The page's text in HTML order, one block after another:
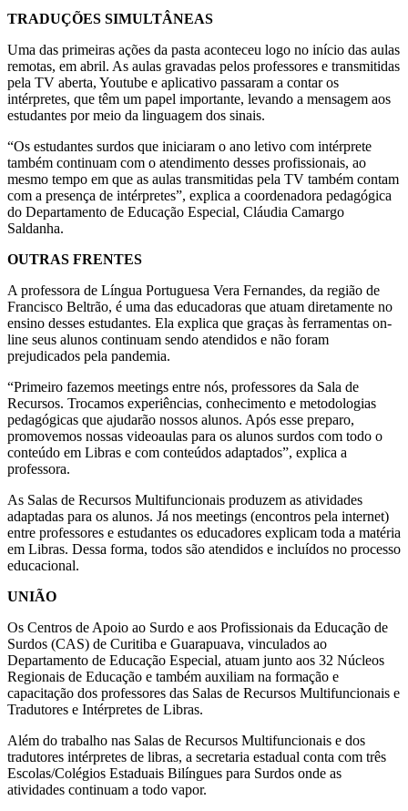
TRADUÇÕES SIMULTÂNEAS
Uma das primeiras ações da pasta aconteceu logo no início das aulas
remotas, em abril. As aulas gravadas pelos professores e transmitidas
pela TV aberta, Youtube e aplicativo passaram a contar os
intérpretes, que têm um papel importante, levando a mensagem aos
estudantes por meio da linguagem dos sinais.
“Os estudantes surdos que iniciaram o ano letivo com intérprete
também continuam com o atendimento desses profissionais, ao
mesmo tempo em que as aulas transmitidas pela TV também contam
com a presença de intérpretes”, explica a coordenadora pedagógica
do Departamento de Educação Especial, Cláudia Camargo
Saldanha.
OUTRAS FRENTES
A professora de Língua Portuguesa Vera Fernandes, da região de
Francisco Beltrão, é uma das educadoras que atuam diretamente no
ensino desses estudantes. Ela explica que graças às ferramentas on-
line seus alunos continuam sendo atendidos e não foram
prejudicados pela pandemia.
“Primeiro fazemos meetings entre nós, professores da Sala de
Recursos. Trocamos experiências, conhecimento e metodologias
pedagógicas que ajudarão nossos alunos. Após esse preparo,
promovemos nossas videoaulas para os alunos surdos com todo o
conteúdo em Libras e com conteúdos adaptados”, explica a
professora.
As Salas de Recursos Multifuncionais produzem as atividades
adaptadas para os alunos. Já nos meetings (encontros pela internet)
entre professores e estudantes os educadores explicam toda a matéria
em Libras. Dessa forma, todos são atendidos e incluídos no processo
educacional.
UNIÃO
Os Centros de Apoio ao Surdo e aos Profissionais da Educação de
Surdos (CAS) de Curitiba e Guarapuava, vinculados ao
Departamento de Educação Especial, atuam junto aos 32 Núcleos
Regionais de Educação e também auxiliam na formação e
capacitação dos professores das Salas de Recursos Multifuncionais e
Tradutores e Intérpretes de Libras.
Além do trabalho nas Salas de Recursos Multifuncionais e dos
tradutores intérpretes de libras, a secretaria estadual conta com três
Escolas/Colégios Estaduais Bilíngues para Surdos onde as
atividades continuam a todo vapor.